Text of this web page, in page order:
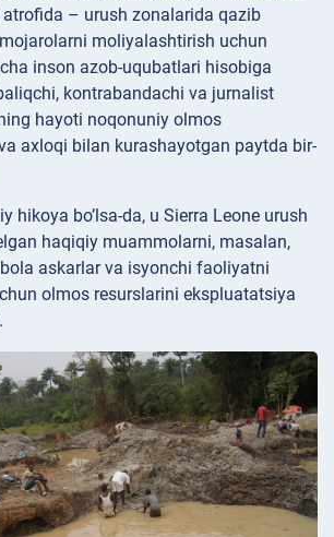
– urush zonalarida qazib
moliyalashtirish uchun
inson azob-uqubatlari hisobiga
kontrabandachi va jurnalist
hayoti noqonuniy olmos
axloqi bilan kurashayotgan paytda bir-
hikoya bo’lsa-da, u Sierra Leone urush
haqiqiy muammolarni, masalan,
askarlar va isyonchi faoliyatni
olmos resurslarini ekspluatatsiya